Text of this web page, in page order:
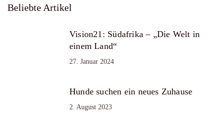
Beliebte Artikel
Vision21: Südafrika – „Die Welt in
einem Land“
27. Januar 2024
Hunde suchen ein neues Zuhause
2. August 2023